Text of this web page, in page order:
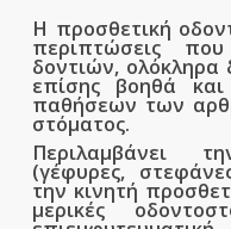
Η προσθετική
περιπτώσεις
δοντιών, ολόκληρα
επίσης βοηθά
παθήσεων των
στόματος.
Περιλαμβάνει
(γέφυρες,
την κινητή
μερικές